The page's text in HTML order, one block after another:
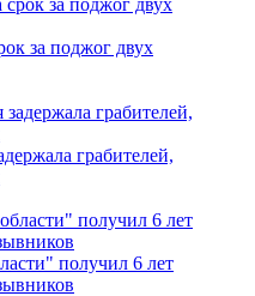
за поджог двух
грабителей,
получил 6 лет